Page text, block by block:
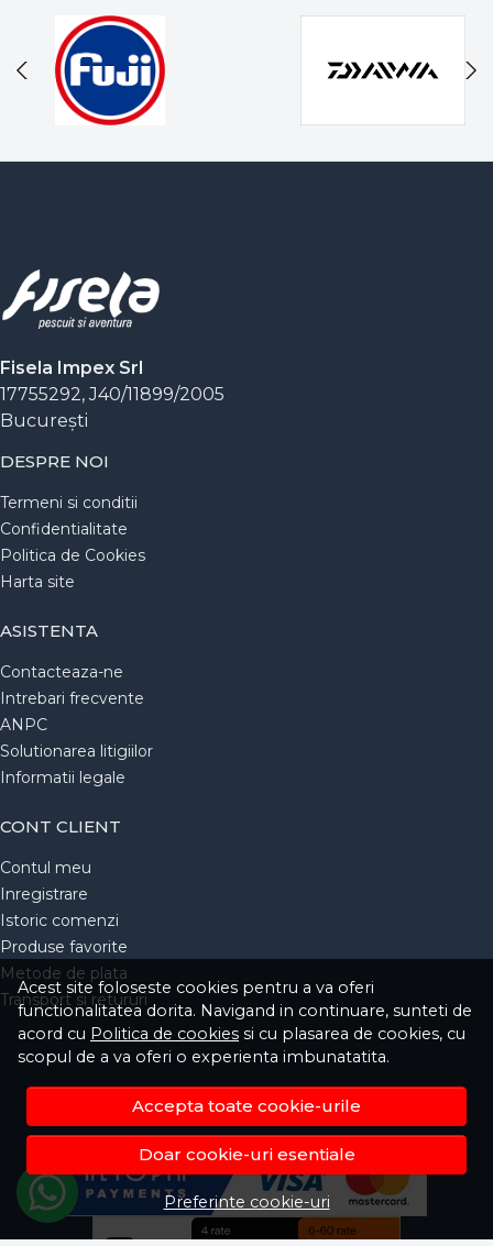
Acest site foloseste cookies pentru a va oferi
functionalitatea dorita. Navigand in continuare, sunteti de
acord cu Politica de cookies si cu plasarea de cookies, cu
scopul de a va oferi o experienta imbunatatita.
Accepta toate cookie-urile
Doar cookie-uri esentiale
Preferinte cookie-uri
Fisela Impex Srl
17755292, J40/11899/2005
Bucureşti
DESPRE NOI
Termeni si conditii
Confidentialitate
Politica de Cookies
Harta site
ASISTENTA
Contacteaza-ne
Intrebari frecvente
ANPC
Solutionarea litigiilor
Informatii legale
CONT CLIENT
Contul meu
Inregistrare
Istoric comenzi
Produse favorite
Metode de plata
Transport si retururi